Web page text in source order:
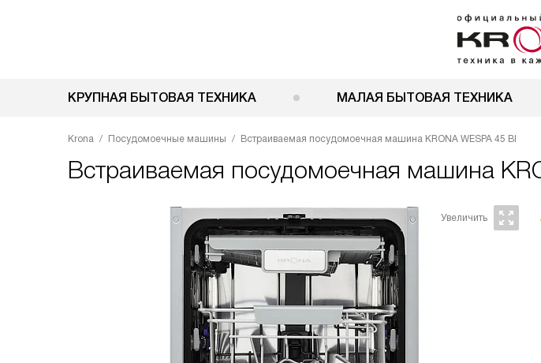
КРУПНАЯ БЫТОВАЯ ТЕХНИКА МАЛАЯ БЫТОВАЯ ТЕХНИКА
Krona Посудомоечные машины Встраиваемая посудомоечная машина KRONA WESPA 45 BI
Встраиваемая посудомоечная машина